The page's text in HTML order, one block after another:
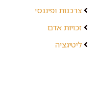
צרכנות ופיננסי
זכויות אדם
ליטיגציה